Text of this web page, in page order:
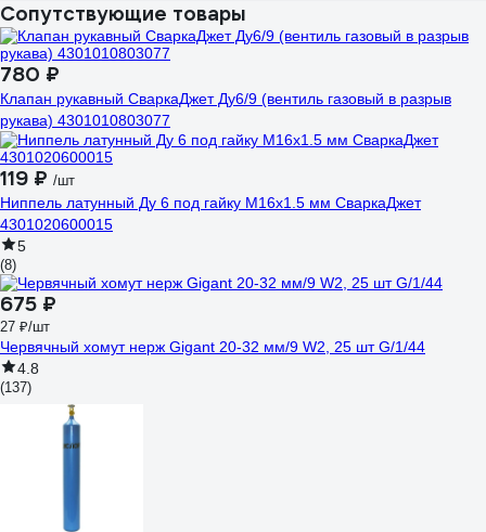
Сопутствующие товары
780 ₽
Клапан рукавный СваркаДжет Ду6/9 (вентиль газовый в разрыв
рукава) 4301010803077
119 ₽ /шт
Ниппель латунный Дy 6 под гайку М16х1.5 мм СваркаДжет
4301020600015
5
(8)
675 ₽
27 ₽/шт
Червячный хомут нерж Gigant 20-32 мм/9 W2, 25 шт G/1/44
4.8
(137)